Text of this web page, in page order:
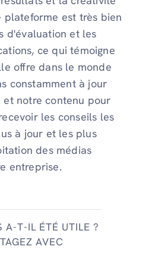
plateforme est très bien
d'évaluation et les
ce qui témoigne
offre dans le monde
constamment à jour
et notre contenu pour
les conseils les
à jour et les plus
des médias
entreprise.
A-T-IL ÉTÉ UTILE ?
AVEC